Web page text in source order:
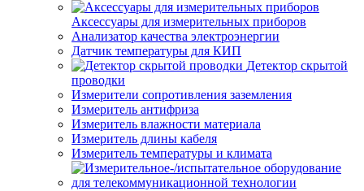
Аксессуары для измерительных приборов
Анализатор качества электроэнергии
Датчик температуры для КИП
Детектор скрытой
проводки
Измерители сопротивления заземления
Измеритель антифриза
Измеритель влажности материала
Измеритель длины кабеля
Измеритель температуры и климата